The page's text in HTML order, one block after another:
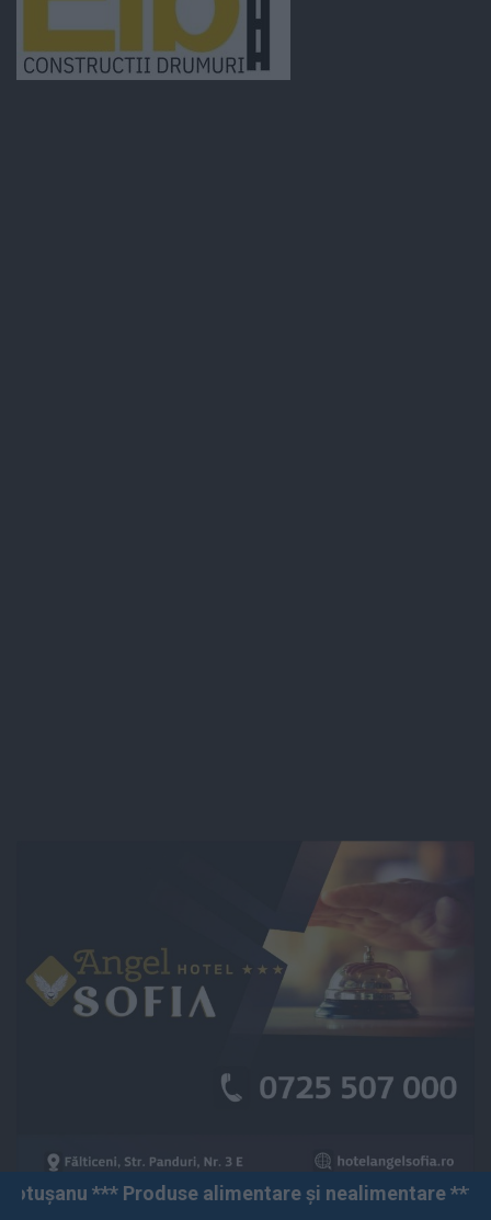
alimentare și nealimentare *** Vânzări angro